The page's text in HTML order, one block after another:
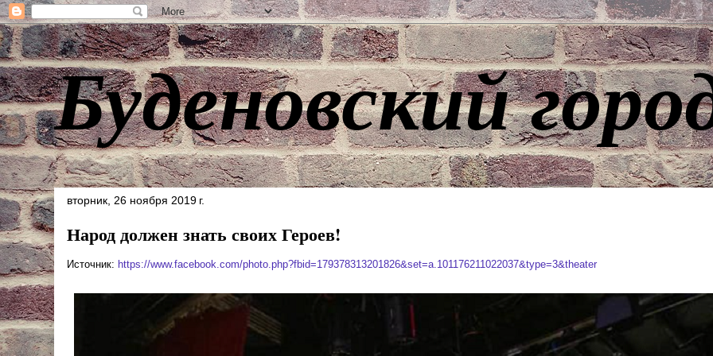
Буденовский
вторник, 26 ноября 2019 г.
Народ должен знать своих Героев!
Источник: https://www.facebook.com/photo.php?fbid=179378313201826&set=a.101176211022037&type=3&theater